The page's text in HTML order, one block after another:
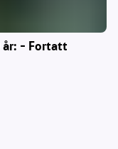
– Fortatt